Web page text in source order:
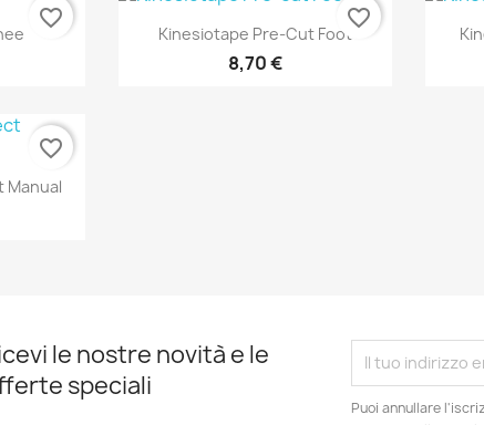
favorite_border Anteprima
Kinesiotape Pre-Cut Foot
8,70 €
favorite_border
Manual
favorite_border
le nostre novità e le
speciali
Puoi annullare